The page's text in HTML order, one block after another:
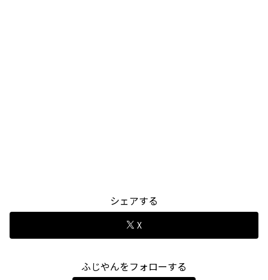
シェアする
X
ふじやんをフォローする